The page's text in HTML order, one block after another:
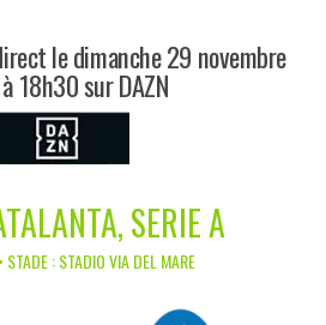
le dimanche 29 novembre
18h30 sur DAZN
SERIE A
STADE : STADIO VIA DEL MARE